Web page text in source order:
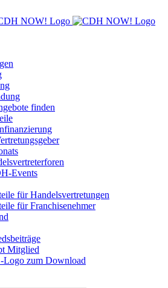
finden
Events
für Handelsvertretungen
für Franchisenehmer
Mitglied
zum Download